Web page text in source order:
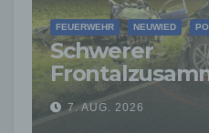
FEUERWEHR NEUWIED
Schwerer
der L265: Drei
Menschen
7. AUG. 2026